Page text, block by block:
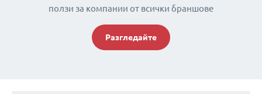
ползи за компании от всички браншове
Разгледайте